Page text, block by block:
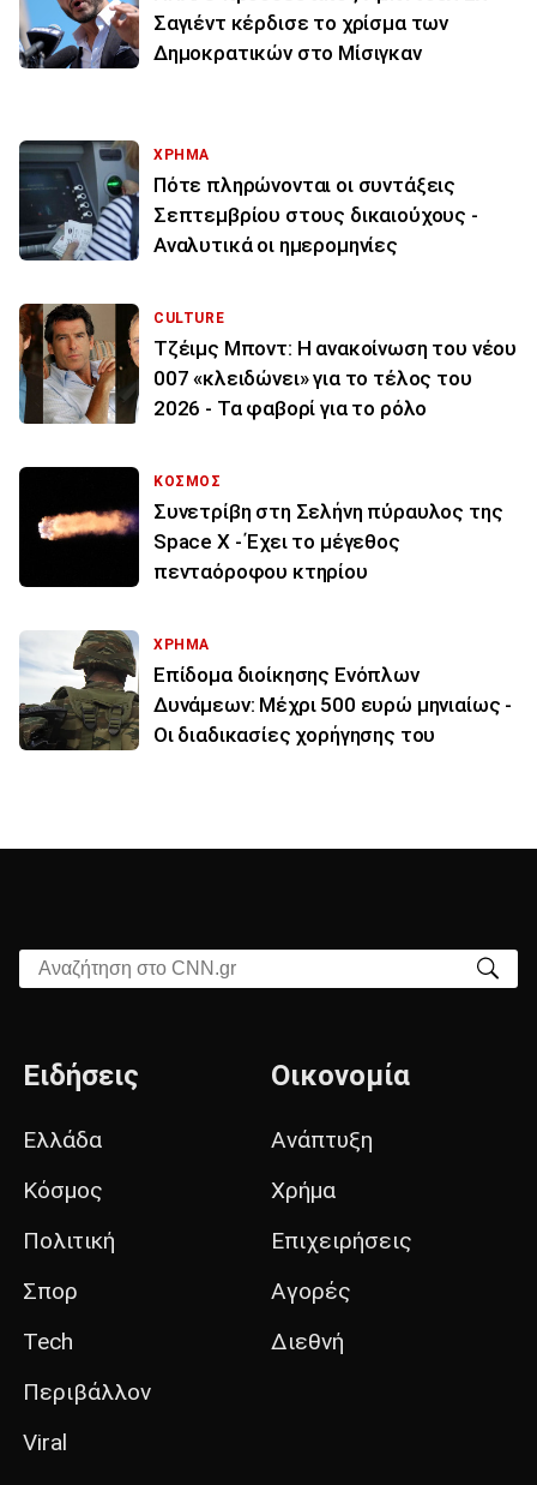
Σαγιέντ κέρδισε το χρίσμα των
Δημοκρατικών στο Μίσιγκαν
ΧΡΗΜΑ
Πότε πληρώνονται οι συντάξεις
Σεπτεμβρίου στους δικαιούχους -
Αναλυτικά οι ημερομηνίες
CULTURE
Τζέιμς Μποντ: Η ανακοίνωση του νέου
007 «κλειδώνει» για το τέλος του
2026 - Τα φαβορί για το ρόλο
ΚΟΣΜΟΣ
Συνετρίβη στη Σελήνη πύραυλος της
Space X - Έχει το μέγεθος
πενταόροφου κτηρίου
ΧΡΗΜΑ
Επίδομα διοίκησης Ενόπλων
Δυνάμεων: Μέχρι 500 ευρώ μηνιαίως -
Οι διαδικασίες χορήγησης του
Αναζήτηση στο CNN.gr
Ειδήσεις
Ελλάδα
Κόσμος
Πολιτική
Σπορ
Tech
Περιβάλλον
Viral
Οικονομία
Ανάπτυξη
Χρήμα
Επιχειρήσεις
Αγορές
Διεθνή